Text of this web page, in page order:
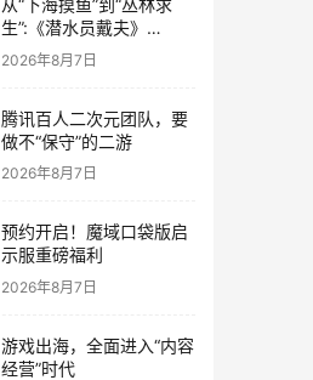
从“下海摸鱼”到“丛林求
生”:《潜水员戴夫》
DLC《丛林》移动端定档
8月14日
2026年8月7日
腾讯百人二次元团队，要
做不“保守”的二游
2026年8月7日
预约开启！魔域口袋版启
示服重磅福利
2026年8月7日
游戏出海，全面进入“内容
经营”时代